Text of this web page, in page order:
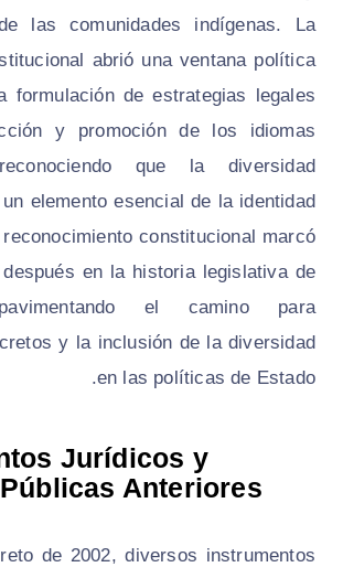
las comunidades indígenas. La
abrió una ventana política
formulación de estrategias legales
y promoción de los idiomas
que la diversidad
elemento esencial de la identidad
constitucional marcó
en la historia legislativa de
el camino para
y la inclusión de la diversidad
en las políticas de Estado.
Jurídicos y
Anteriores
de 2002, diversos instrumentos